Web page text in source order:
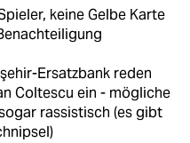
keine Gelbe Karte
Ersatzbank reden
Coltescu ein - mögliche
rassistisch (es gibt